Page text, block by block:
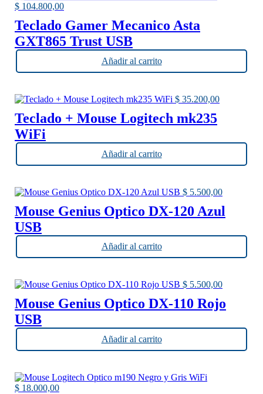
$ 104.800,00
Teclado Gamer Mecanico Asta
GXT865 Trust USB
Añadir al carrito
$ 35.200,00
Teclado + Mouse Logitech mk235
WiFi
Añadir al carrito
$ 5.500,00
Mouse Genius Optico DX-120 Azul
USB
Añadir al carrito
$ 5.500,00
Mouse Genius Optico DX-110 Rojo
USB
Añadir al carrito
$ 18.000,00